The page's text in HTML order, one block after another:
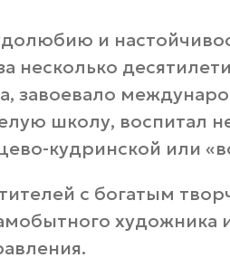
и
несколько
завоевало
школу, воспитал
кудринской или
с богатым
художника